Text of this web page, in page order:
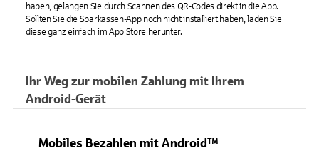
haben, gelangen Sie durch Scannen des QR-Codes direkt in die App.
Sollten Sie die Sparkassen-App noch nicht installiert haben, laden Sie
diese ganz einfach im App Store herunter.
Ihr Weg zur mobilen Zahlung mit Ihrem
Android-Gerät
Mobiles Bezahlen mit Android™